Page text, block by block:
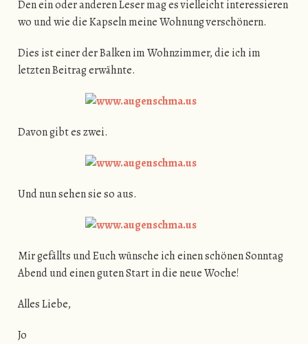
Den ein oder anderen Leser mag es vielleicht interessieren
wo und wie die Kapseln meine Wohnung verschönern.
Dies ist einer der Balken im Wohnzimmer, die ich im
letzten Beitrag erwähnte.
Davon gibt es zwei.
Und nun sehen sie so aus.
Mir gefällts und Euch wünsche ich einen schönen Sonntag
Abend und einen guten Start in die neue Woche!
Alles Liebe,
Jo